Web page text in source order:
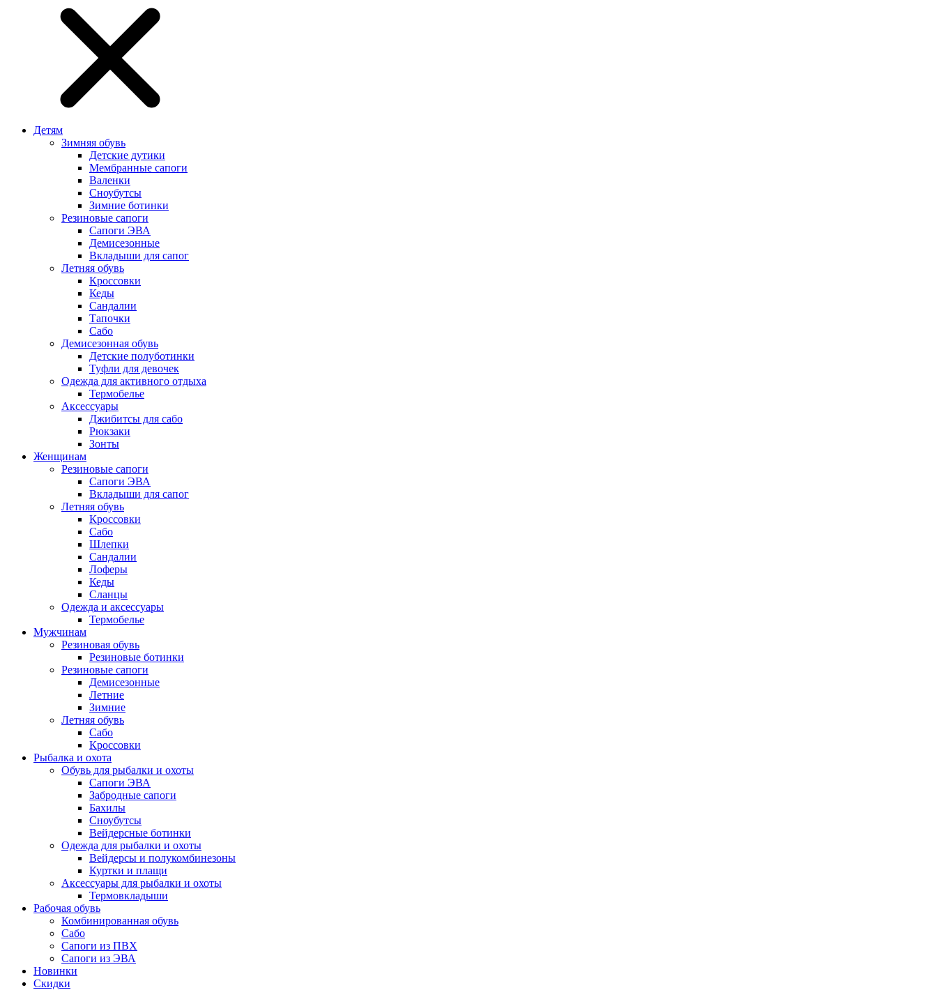
Детям
Зимняя обувь
Детские дутики
Мембранные сапоги
Валенки
Сноубутсы
Зимние ботинки
Резиновые сапоги
Сапоги ЭВА
Демисезонные
Вкладыши для сапог
Летняя обувь
Кроссовки
Кеды
Сандалии
Тапочки
Сабо
Демисезонная обувь
Детские полуботинки
Туфли для девочек
Одежда для активного отдыха
Термобелье
Аксессуары
Джибитсы для сабо
Рюкзаки
Зонты
Женщинам
Резиновые сапоги
Cапоги ЭВА
Вкладыши для сапог
Летняя обувь
Кроссовки
Сабо
Шлепки
Сандалии
Лоферы
Кеды
Сланцы
Одежда и аксессуары
Термобелье
Мужчинам
Резиновая обувь
Резиновые ботинки
Резиновые сапоги
Демисезонные
Летние
Зимние
Летняя обувь
Сабо
Кроссовки
Рыбалка и охота
Обувь для рыбалки и охоты
Сапоги ЭВА
Забродные сапоги
Бахилы
Сноубутсы
Вейдерсные ботинки
Одежда для рыбалки и охоты
Вейдерсы и полукомбинезоны
Куртки и плащи
Аксессуары для рыбалки и охоты
Термовкладыши
Рабочая обувь
Комбинированная обувь
Сабо
Сапоги из ПВХ
Сапоги из ЭВА
Новинки
Скидки